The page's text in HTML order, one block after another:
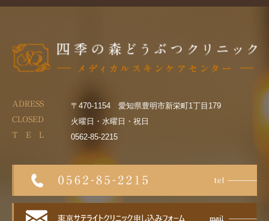
ADRESS 〒470-1154 愛知県豊明市新栄町1丁目179
CLOSED 火曜日・水曜日・祝日
T E L 0562-85-2215